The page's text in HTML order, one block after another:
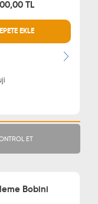
TL
EKLE
MÜŞTERİ HİZMETLERİ
ET
Bobini